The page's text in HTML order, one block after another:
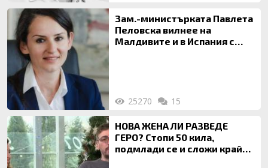
Зам.-министърката Павлета
Пеловска вилнее на
Малдивите и в Испания с
25270 15
НОВА ЖЕНА ЛИ РАЗВЕДЕ
ГЕРО? Стопи 50 кила,
подмлади се и сложи край